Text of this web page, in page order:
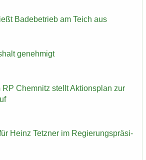
Ba­de­be­trieb am Teich aus
ge­neh­migt
RP Chem­nitz stellt Ak­ti­ons­plan zur
Heinz Tetz­ner im Re­gie­rungs­prä­si­